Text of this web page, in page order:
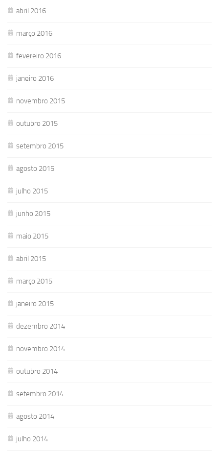
abril 2016
março 2016
fevereiro 2016
janeiro 2016
novembro 2015
outubro 2015
setembro 2015
agosto 2015
julho 2015
junho 2015
maio 2015
abril 2015
março 2015
janeiro 2015
dezembro 2014
novembro 2014
outubro 2014
setembro 2014
agosto 2014
julho 2014